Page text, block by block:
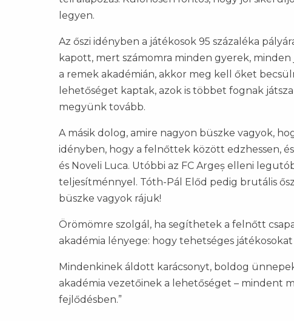
legyen.
Az őszi idényben a játékosok 95 százaléka
kapott, mert számomra minden gyerek, minden
a remek akadémián, akkor meg kell őket
lehetőséget kaptak, azok is többet fognak
megyünk tovább.
A másik dolog, amire nagyon büszke vagyok,
idényben, hogy a felnőttek között edzhessen,
és Noveli Luca. Utóbbi az FC Argeș elleni
teljesítménnyel. Tóth-Pál Előd pedig brutális
büszke vagyok rájuk!
Örömömre szolgál, ha segíthetek a felnőtt
akadémia lényege: hogy tehetséges
Mindenkinek áldott karácsonyt, boldog
akadémia vezetőinek a lehetőséget – mindent
fejlődésben.”